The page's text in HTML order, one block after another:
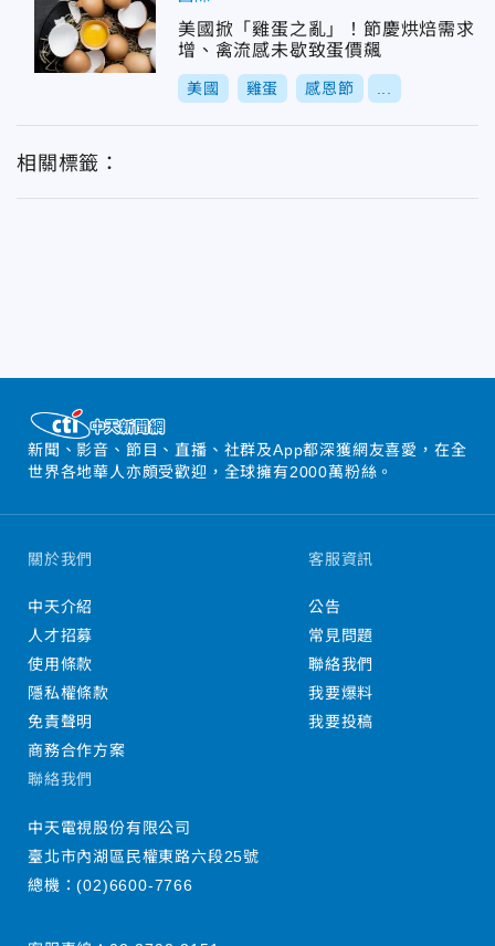
美國掀「雞蛋之亂」！節慶烘焙需求
增、禽流感未歇致蛋價飆
美國 雞蛋 感恩節
相關標籤：
新聞、影音、節目、直播、社群及App都深獲網友喜愛，在全
世界各地華人亦頗受歡迎，全球擁有2000萬粉絲。
關於我們
中天介紹
人才招募
使用條款
隱私權條款
免責聲明
商務合作方案
客服資訊
公告
常見問題
聯絡我們
我要爆料
我要投稿
聯絡我們
中天電視股份有限公司
臺北市內湖區民權東路六段25號
總機：(02)6600-7766